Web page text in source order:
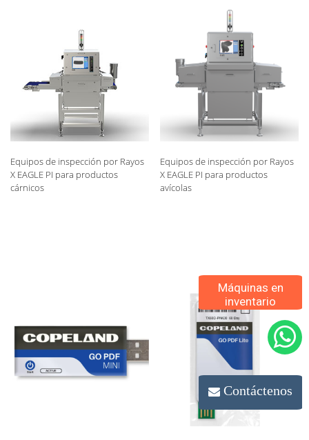
Contáctenos
Máquinas en
inventario
Equipos de inspección por Rayos
X EAGLE PI para productos
cárnicos
Equipos de inspección por Rayos
X EAGLE PI para productos
avícolas